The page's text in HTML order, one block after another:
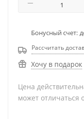
Бонусный счет:
Рассчитать
Хочу в подарок
Цена
может отличаться